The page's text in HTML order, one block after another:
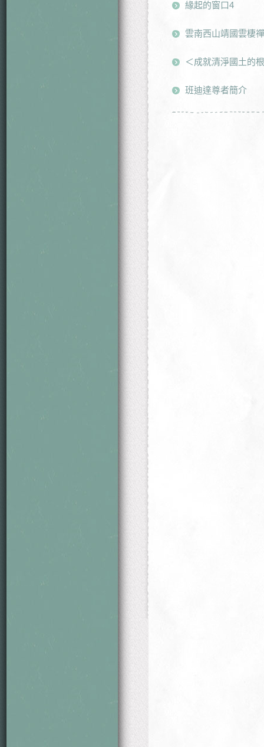
緣起的窗口4
雲南西山靖國雲棲
＜成就清淨國土的
班迪達尊者簡介